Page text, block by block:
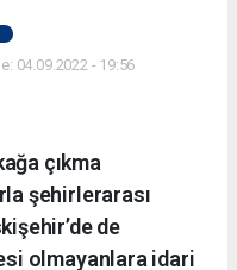
04.09.2022 - 19:56
çıkma
şehirlerarası
de
olmayanlara idari